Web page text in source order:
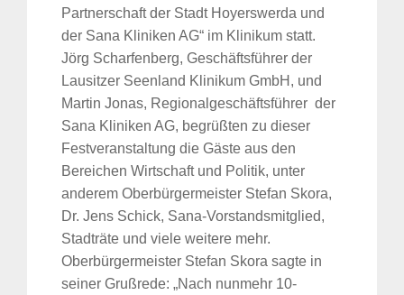
Partnerschaft der Stadt Hoyerswerda und
der Sana Kliniken AG“ im Klinikum statt.
Jörg Scharfenberg, Geschäftsführer der
Lausitzer Seenland Klinikum GmbH, und
Martin Jonas, Regionalgeschäftsführer der
Sana Kliniken AG, begrüßten zu dieser
Festveranstaltung die Gäste aus den
Bereichen Wirtschaft und Politik, unter
anderem Oberbürgermeister Stefan Skora,
Dr. Jens Schick, Sana-Vorstandsmitglied,
Stadträte und viele weitere mehr.
Oberbürgermeister Stefan Skora sagte in
seiner Grußrede: „Nach nunmehr 10-